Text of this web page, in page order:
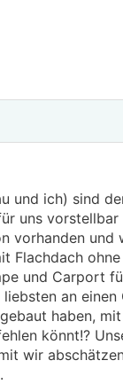
und ich) sind
uns
vorhanden und
Flachdach
und Carport
liebsten an
haben,
könnt!?
wir